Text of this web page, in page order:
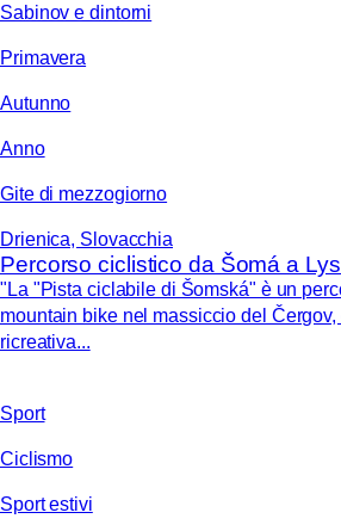
Sabinov e dintorni
Primavera
Autunno
Anno
Gite di mezzogiorno
Drienica, Slovacchia
Percorso ciclistico da Šomá a
"La "Pista ciclabile di Šomská" è un
mountain bike nel massiccio del
ricreativa...
Sport
Ciclismo
Sport estivi